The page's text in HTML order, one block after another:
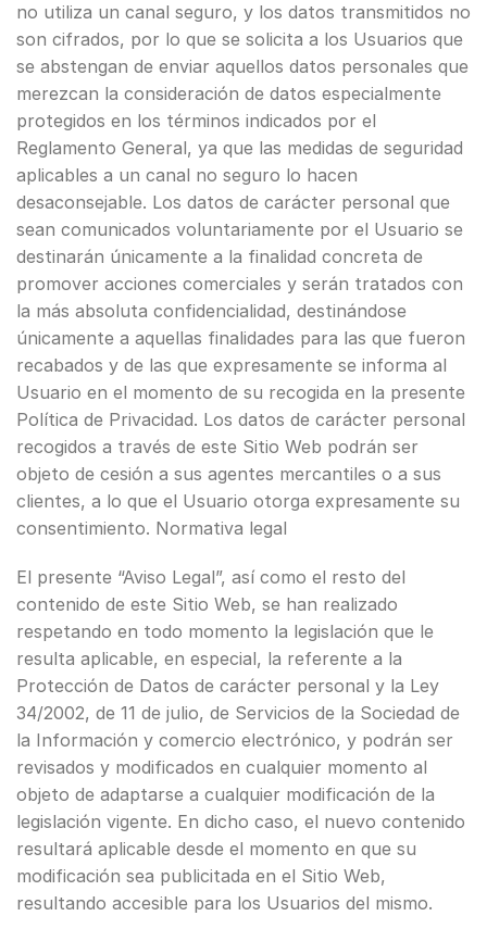
no utiliza un canal seguro, y los datos transmitidos no
son cifrados, por lo que se solicita a los Usuarios que
se abstengan de enviar aquellos datos personales que
merezcan la consideración de datos especialmente
protegidos en los términos indicados por el
Reglamento General, ya que las medidas de seguridad
aplicables a un canal no seguro lo hacen
desaconsejable. Los datos de carácter personal que
sean comunicados voluntariamente por el Usuario se
destinarán únicamente a la finalidad concreta de
promover acciones comerciales y serán tratados con
la más absoluta confidencialidad, destinándose
únicamente a aquellas finalidades para las que fueron
recabados y de las que expresamente se informa al
Usuario en el momento de su recogida en la presente
Política de Privacidad. Los datos de carácter personal
recogidos a través de este Sitio Web podrán ser
objeto de cesión a sus agentes mercantiles o a sus
clientes, a lo que el Usuario otorga expresamente su
consentimiento. Normativa legal
El presente “Aviso Legal”, así como el resto del
contenido de este Sitio Web, se han realizado
respetando en todo momento la legislación que le
resulta aplicable, en especial, la referente a la
Protección de Datos de carácter personal y la Ley
34/2002, de 11 de julio, de Servicios de la Sociedad de
la Información y comercio electrónico, y podrán ser
revisados y modificados en cualquier momento al
objeto de adaptarse a cualquier modificación de la
legislación vigente. En dicho caso, el nuevo contenido
resultará aplicable desde el momento en que su
modificación sea publicitada en el Sitio Web,
resultando accesible para los Usuarios del mismo.